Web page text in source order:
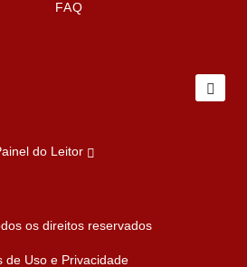
FAQ
do Leitor
os direitos reservados
de Uso e Privacidade
para melhorar sua experiência